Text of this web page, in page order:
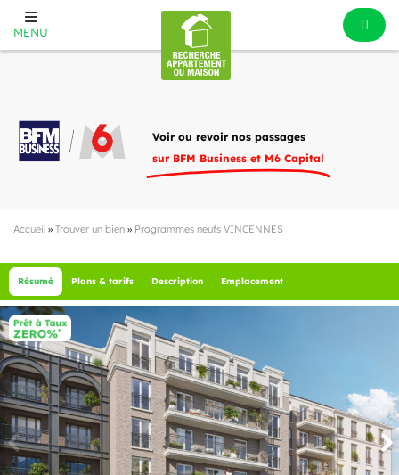
MENU
Voir ou revoir nos passages
sur BFM Business et M6 Capital
Accueil » Trouver un bien » Programmes neufs VINCENNES
Résumé Plans & tarifs Description Emplacement
4